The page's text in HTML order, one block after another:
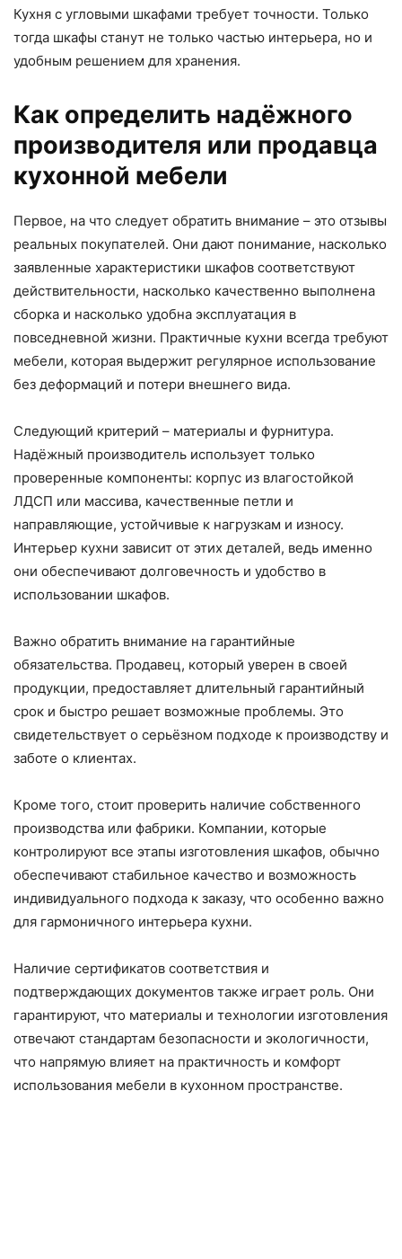
Кухня с угловыми шкафами требует точности. Только
тогда шкафы станут не только частью интерьера, но и
удобным решением для хранения.
Как определить надёжного
производителя или продавца
кухонной мебели
Первое, на что следует обратить внимание – это отзывы
реальных покупателей. Они дают понимание, насколько
заявленные характеристики шкафов соответствуют
действительности, насколько качественно выполнена
сборка и насколько удобна эксплуатация в
повседневной жизни. Практичные кухни всегда требуют
мебели, которая выдержит регулярное использование
без деформаций и потери внешнего вида.
Следующий критерий – материалы и фурнитура.
Надёжный производитель использует только
проверенные компоненты: корпус из влагостойкой
ЛДСП или массива, качественные петли и
направляющие, устойчивые к нагрузкам и износу.
Интерьер кухни зависит от этих деталей, ведь именно
они обеспечивают долговечность и удобство в
использовании шкафов.
Важно обратить внимание на гарантийные
обязательства. Продавец, который уверен в своей
продукции, предоставляет длительный гарантийный
срок и быстро решает возможные проблемы. Это
свидетельствует о серьёзном подходе к производству и
заботе о клиентах.
Кроме того, стоит проверить наличие собственного
производства или фабрики. Компании, которые
контролируют все этапы изготовления шкафов, обычно
обеспечивают стабильное качество и возможность
индивидуального подхода к заказу, что особенно важно
для гармоничного интерьера кухни.
Наличие сертификатов соответствия и
подтверждающих документов также играет роль. Они
гарантируют, что материалы и технологии изготовления
отвечают стандартам безопасности и экологичности,
что напрямую влияет на практичность и комфорт
использования мебели в кухонном пространстве.